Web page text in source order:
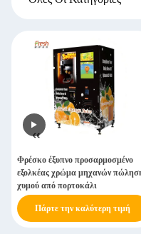
Φρέσκο έξυπνο προσαρμοσμένο
εξολκέας χρώμα μηχανών
χυμού από πορτοκάλι
Πάρτε την καλύτερη τιμή